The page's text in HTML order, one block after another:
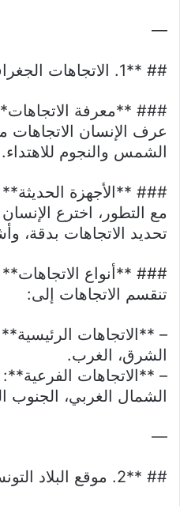
—
## **1. الاتجاهات الجغرافية والأجهزة**
### **معرفة
عرف الإنسان الاتجاهات
الشمس والنجوم للاهتداء.
### **الأجهزة الحديثة**
مع التطور، اخترع
تحديد الاتجاهات بدقة،
### **أنواع الاتجاهات**
تنقسم الاتجاهات إلى:
– **الاتجاهات
الشرق، الغرب.
– **الاتجاهات
الشمال الغربي، الجنوب
—
## **2. موقع البلاد التونسية**